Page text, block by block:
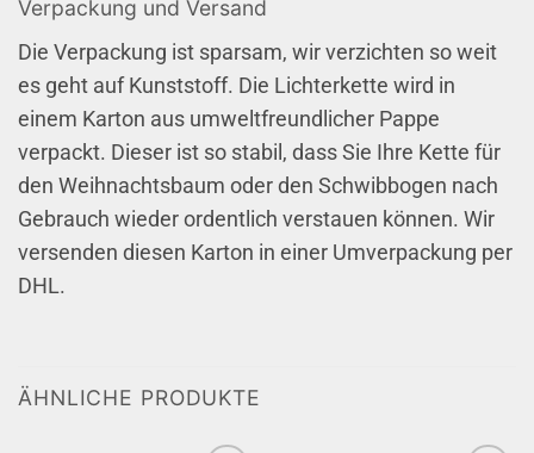
Verpackung und Versand
Die Verpackung ist sparsam, wir verzichten so weit
es geht auf Kunststoff. Die Lichterkette wird in
einem Karton aus umweltfreundlicher Pappe
verpackt. Dieser ist so stabil, dass Sie Ihre Kette für
den Weihnachtsbaum oder den Schwibbogen nach
Gebrauch wieder ordentlich verstauen können. Wir
versenden diesen Karton in einer Umverpackung per
DHL.
ÄHNLICHE PRODUKTE